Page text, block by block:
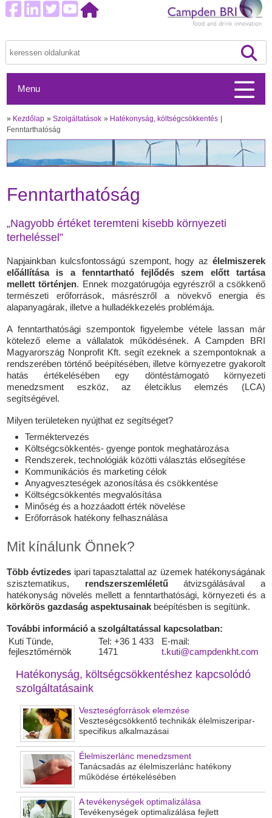
Menu
» Kezdőlap »Szolgáltatások » Hatékonyság, költségcsökkentés
Fenntarthatóság
Fenntarthatóság
„Nagyobb értéket teremteni kisebb környezeti
terheléssel”
Napjainkban kulcsfontosságú szempont, hogy az élelmiszerek
előállítása is a fenntartható fejlődés szem előtt tartása
mellett történjen. Ennek mozgatórugója egyrészről a csökkenő
természeti erőforrások, másrészről a növekvő energia és
alapanyagárak, illetve a hulladékkezelés problémája.
A fenntarthatósági szempontok figyelembe vétele lassan már
kötelező eleme a vállalatok működésének. A Campden BRI
Magyarország Nonprofit Kft. segít ezeknek a szempontoknak a
rendszerében történő beépítésében, illetve környezetre gyakorolt
hatás értékelésében egy döntéstámogató környezeti
menedzsment eszköz, az életciklus elemzés (LCA)
segítségével.
Milyen területeken nyújthat ez segítséget?
Terméktervezés
Költségcsökkentés- gyenge pontok meghatározása
Rendszerek, technológiák közötti választás elősegítése
Kommunikációs és marketing célok
Anyagveszteségek azonosítása és csökkentése
Költségcsökkentés megvalósítása
Minőség és a hozzáadott érték növelése
Erőforrások hatékony felhasználása
Mit kínálunk Önnek?
Több évtizedes ipari tapasztalattal az üzemek hatékonyságának
szisztematikus, rendszerszemléletűátvizsgálásával a
hatékonyság növelés mellett a fenntarthatósági, környezeti és a
körkörös gazdaság aspektusainak beépítésben is segítünk.
További információ a szolgáltatással kapcsolatban:
Kuti Tünde,
fejlesztőmérnök
Tel: +36 1 433
1471
E-mail:
t.kuti@campdenkht.com
Hatékonyság, költségcsökkentéshez kapcsolódó
szolgáltatásaink
Veszteségforrások elemzése
Veszteségcsökkentő technikák élelmiszeripar-
specifikus alkalmazásai
Élelmiszerlánc menedzsment
Tanácsadás az élelmiszerlánc hatékony
működése értékelésében
A tevékenységek optimalizálása
Tevékenységek optimalizálása fejlett